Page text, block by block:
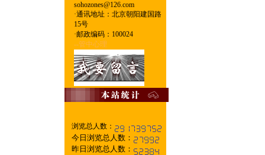
sohozones@126.com
·通讯地址：北京朝阳建国路
15号
·邮政编码：100024
--管中心理
浏览总人数：
今日浏览总人数：
昨日浏览总人数：